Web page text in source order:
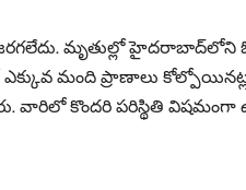
మృతుల్లో హైదరాబాద్‌లోని
ఎక్కువ మంది ప్రాణాలు
వారిలో కొందరి పరిస్థితి విషమంగా